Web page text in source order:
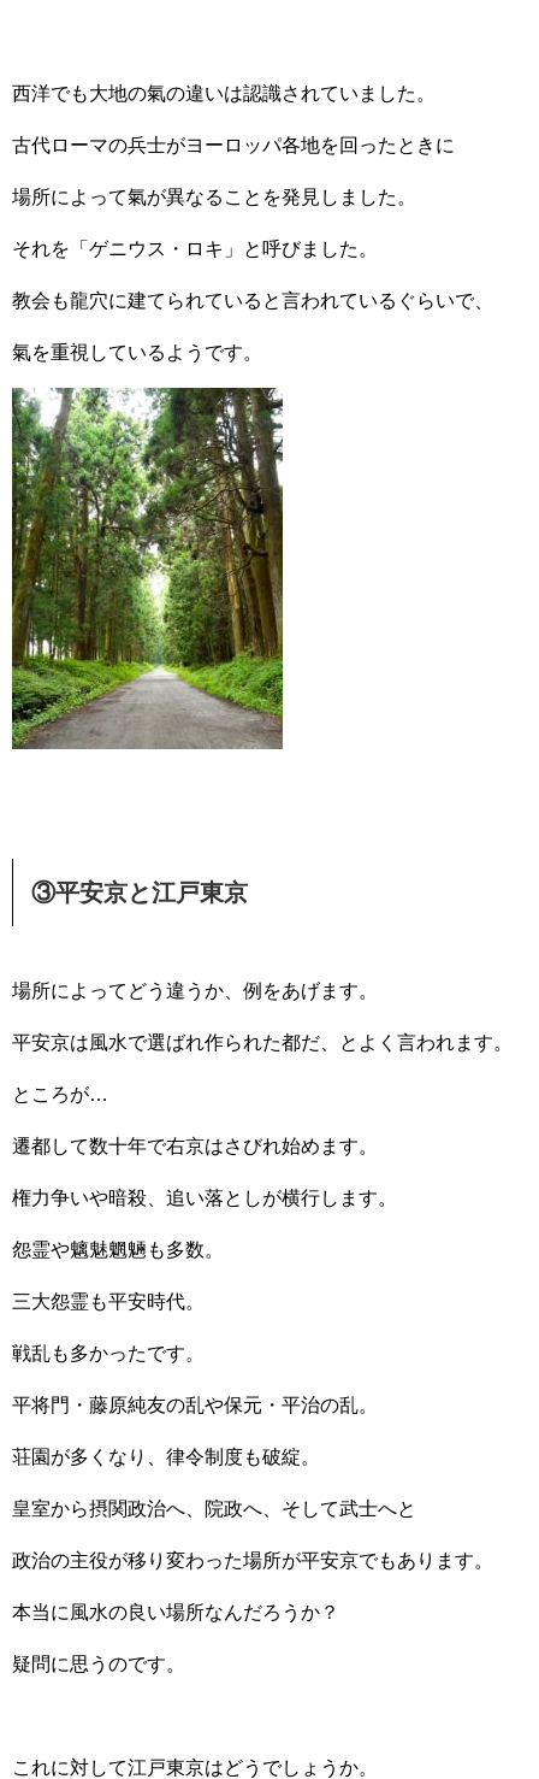
西洋でも大地の氣の違いは認識されていました。
古代ローマの兵士がヨーロッパ各地を回ったときに
場所によって氣が異なることを発見しました。
それを「ゲニウス・ロキ」と呼びました。
教会も龍穴に建てられていると言われているぐらいで、
氣を重視しているようです。
③平安京と江戸東京
場所によってどう違うか、例をあげます。
平安京は風水で選ばれ作られた都だ、とよく言われます。
ところが…
遷都して数十年で右京はさびれ始めます。
権力争いや暗殺、追い落としが横行します。
怨霊や魑魅魍魎も多数。
三大怨霊も平安時代。
戦乱も多かったです。
平将門・藤原純友の乱や保元・平治の乱。
荘園が多くなり、律令制度も破綻。
皇室から摂関政治へ、院政へ、そして武士へと
政治の主役が移り変わった場所が平安京でもあります。
本当に風水の良い場所なんだろうか？
疑問に思うのです。
これに対して江戸東京はどうでしょうか。